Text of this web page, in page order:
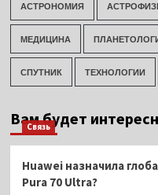
АСТРОНОМИЯ
МЕДИЦИНА
СПУТНИК ТЕХНОЛОГИИ
Вам будет
Связь
Huawei назначила
Pura 70 Ultra?